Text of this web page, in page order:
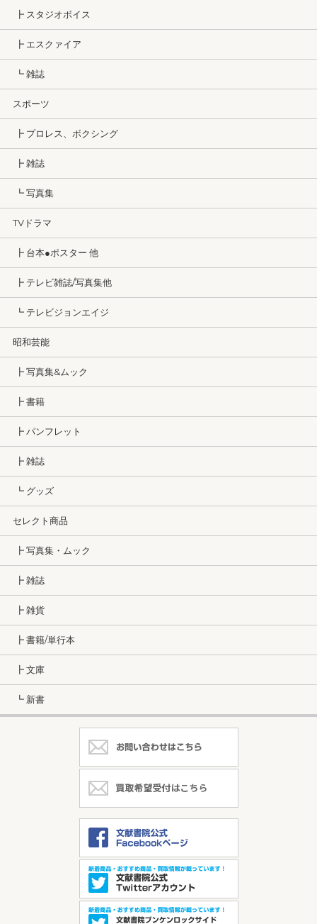
┣ スタジオボイス
┣ エスクァイア
┗ 雑誌
スポーツ
┣ プロレス、ボクシング
┣ 雑誌
┗ 写真集
TVドラマ
┣ 台本●ポスター 他
┣ テレビ雑誌/写真集他
┗ テレビジョンエイジ
昭和芸能
┣ 写真集&ムック
┣ 書籍
┣ パンフレット
┣ 雑誌
┗ グッズ
セレクト商品
┣ 写真集・ムック
┣ 雑誌
┣ 雑貨
┣ 書籍/単行本
┣ 文庫
┗ 新書